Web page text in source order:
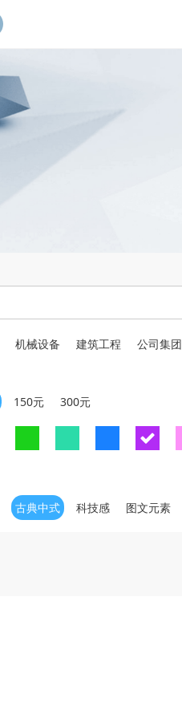
机械设备 建筑工程 公司集团
150元 300元
古典中式 科技感 图文元素